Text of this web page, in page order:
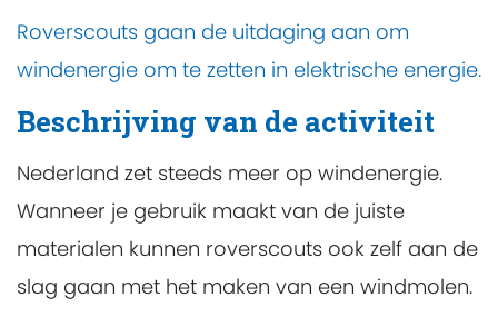
Roverscouts gaan de uitdaging aan om
windenergie om te zetten in elektrische energie.
Beschrijving van de activiteit
Nederland zet steeds meer op windenergie.
Wanneer je gebruik maakt van de juiste
materialen kunnen roverscouts ook zelf aan de
slag gaan met het maken van een windmolen.